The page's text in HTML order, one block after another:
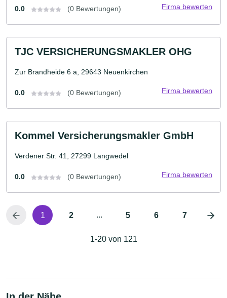
0.0 (0 Bewertungen) Firma bewerten
TJC VERSICHERUNGSMAKLER OHG
Zur Brandheide 6 a, 29643 Neuenkirchen
0.0 (0 Bewertungen) Firma bewerten
Kommel Versicherungsmakler GmbH
Verdener Str. 41, 27299 Langwedel
0.0 (0 Bewertungen) Firma bewerten
1 2 ... 5 6 7
1-20 von 121